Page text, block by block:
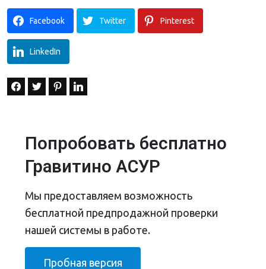
Facebook Twitter Pinterest
LinkedIn
Попробовать бесплатно
Гравитино АСУР
Мы предоставляем возможность
бесплатной предпродажной проверки
нашей системы в работе.
Пробная версия